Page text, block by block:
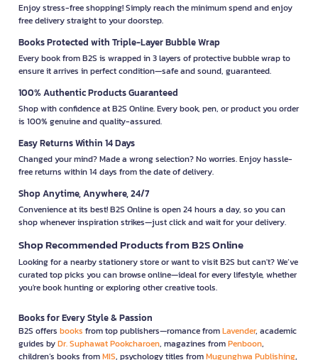
Enjoy stress-free shopping! Simply reach the minimum spend and enjoy
free delivery straight to your doorstep.
Books Protected with Triple-Layer Bubble Wrap
Every book from B2S is wrapped in 3 layers of protective bubble wrap to
ensure it arrives in perfect condition—safe and sound, guaranteed.
100% Authentic Products Guaranteed
Shop with confidence at B2S Online. Every book, pen, or product you order
is 100% genuine and quality-assured.
Easy Returns Within 14 Days
Changed your mind? Made a wrong selection? No worries. Enjoy hassle-
free returns within 14 days from the date of delivery.
Shop Anytime, Anywhere, 24/7
Convenience at its best! B2S Online is open 24 hours a day, so you can
shop whenever inspiration strikes—just click and wait for your delivery.
Shop Recommended Products from B2S Online
Looking for a nearby stationery store or want to visit B2S but can't? We’ve
curated top picks you can browse online—ideal for every lifestyle, whether
you're book hunting or exploring other creative tools.
Books for Every Style & Passion
B2S offers books from top publishers—romance fromLavender, academic
guides byDr. Suphawat Pookcharoen, magazines fromPenboon,
children’s books fromMIS, psychology titles fromMugunghwa Publishing,